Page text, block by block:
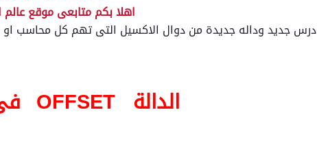
اهلا بكم متابعى موقع
درس جديد وداله جديدة من دوال الاكسيل التى تهم كل محاسب
الدالة OFFSET